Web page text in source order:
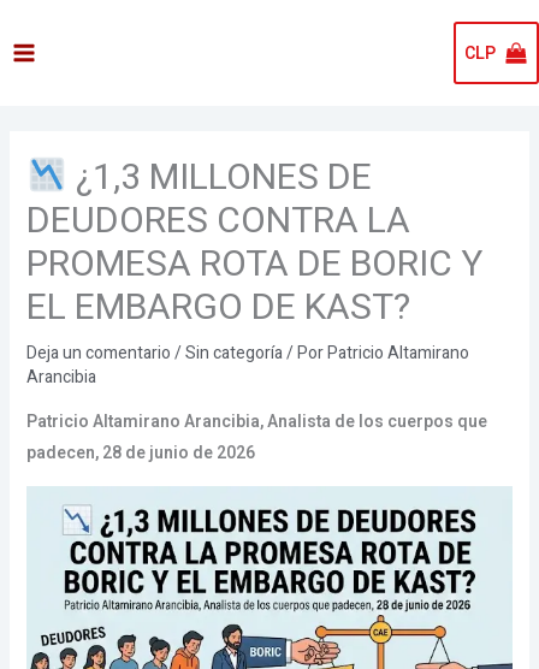
CLP
¿1,3 MILLONES DE
DEUDORES CONTRA LA
PROMESA ROTA DE BORIC Y
EL EMBARGO DE KAST?
Deja un comentario/Sin categoría/ PorPatricio Altamirano
Arancibia
Patricio Altamirano Arancibia, Analista de los cuerpos que
padecen, 28 de junio de 2026